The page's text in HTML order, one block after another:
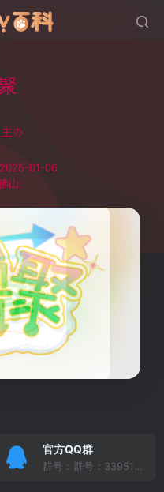
主办
01-06
山
官方QQ群
群号：群号：339517545